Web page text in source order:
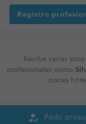
Registro
Recibe varias
profesionales como
pocas
how_to_reg Pedir